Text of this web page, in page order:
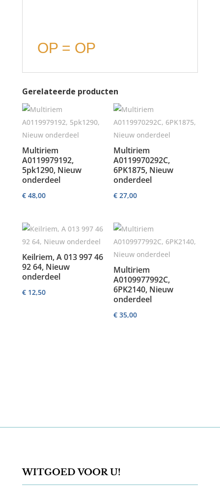
OP = OP
Gerelateerde producten
Multiriem
A0119979192,
5pk1290, Nieuw
onderdeel
€48,00
Multiriem
A0119970292C,
6PK1875, Nieuw
onderdeel
€ 27,00
Keilriem, A 013 997 46
92 64, Nieuw
onderdeel
€12,50
Multiriem
A0109977992C,
6PK2140, Nieuw
onderdeel
€ 35,00
WITGOED VOOR U!